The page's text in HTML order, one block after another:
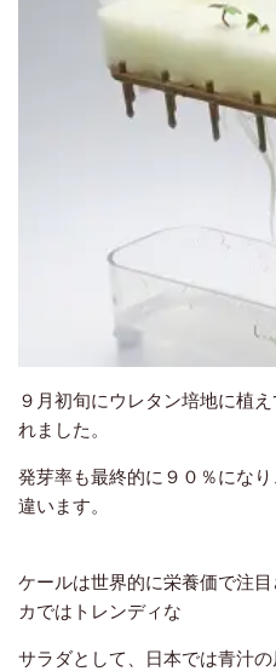
９月初旬にウレタン培地に植
れました。
発芽率も最終的に９０％にな
違います。
ケールは世界的に栄養価で注
カではトレンディな
サラダとして、日本では青汁